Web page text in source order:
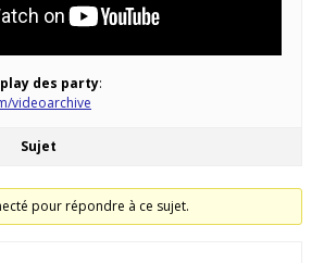
des party:
videoarchive
Sujet
pour répondre à ce sujet.